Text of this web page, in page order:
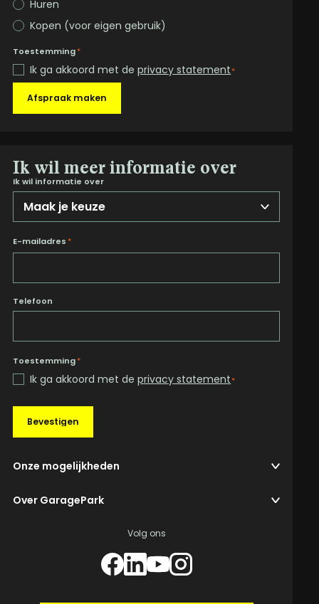
Huren
Kopen (voor eigen gebruik)
Toestemming*
Ik ga akkoord met deprivacy statement*
Afspraak maken
Ik wil meer informatie over
Ik wil informatie over
E-mailadres *
Telefoon
Toestemming*
Ik ga akkoord met deprivacy statement*
Bevestigen
Onze mogelijkheden
Over GaragePark
Volg ons